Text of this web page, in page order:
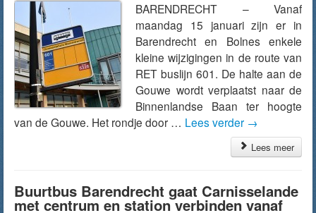
BARENDRECHT – Vanaf
maandag 15 januari zijn er in
Barendrecht en Bolnes enkele
kleine wijzigingen in de route van
RET buslijn 601. De halte aan de
Gouwe wordt verplaatst naar de
Binnenlandse Baan ter hoogte
van de Gouwe. Het rondje door … Lees verder →
Lees meer
Buurtbus Barendrecht gaat Carnisselande
met centrum en station verbinden vanaf